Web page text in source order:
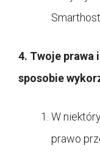
Smarthost
4. Twoje prawa
sposobie
W
prawo